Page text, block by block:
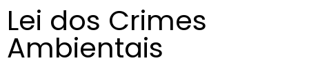
Lei dos Crimes
Ambientais